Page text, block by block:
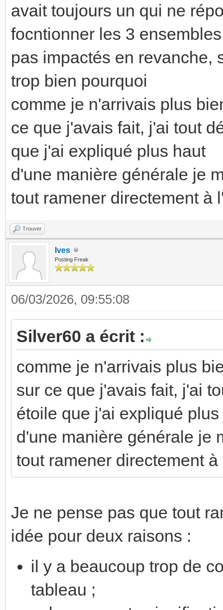
avait toujours un qui ne
focntionner les 3
pas impactés en revanche,
trop bien pourquoi
comme je n'arrivais plus
ce que j'avais fait, j'ai tout
que j'ai expliqué plus haut
d'une manière générale je
tout ramener directement à
Trouver
Ives
Posting Freak
06/03/2026, 09:55:08
Silver60 a écrit :
comme je n'arrivais plus
sur ce que j'avais fait, j'ai
étoile que j'ai expliqué plus
d'une manière générale je
tout ramener directement
Je ne pense pas que tout
idée pour deux raisons :
il y a beaucoup trop de
tableau ;